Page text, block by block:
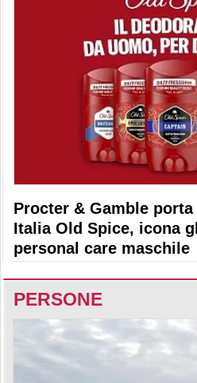
Procter & Gamble porta
Italia Old Spice, icona
personal care maschile
PERSONE